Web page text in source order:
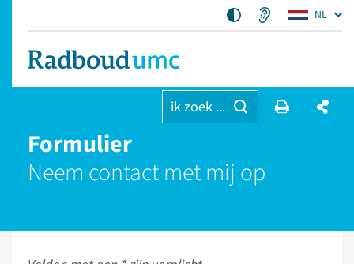
NL
ik zoek ...
Formulier
Neem contact met mij op